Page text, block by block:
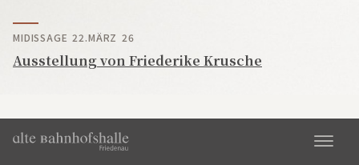
MIDISSAGE 22.MÄRZ 26
Ausstellung von Friederike Krusche